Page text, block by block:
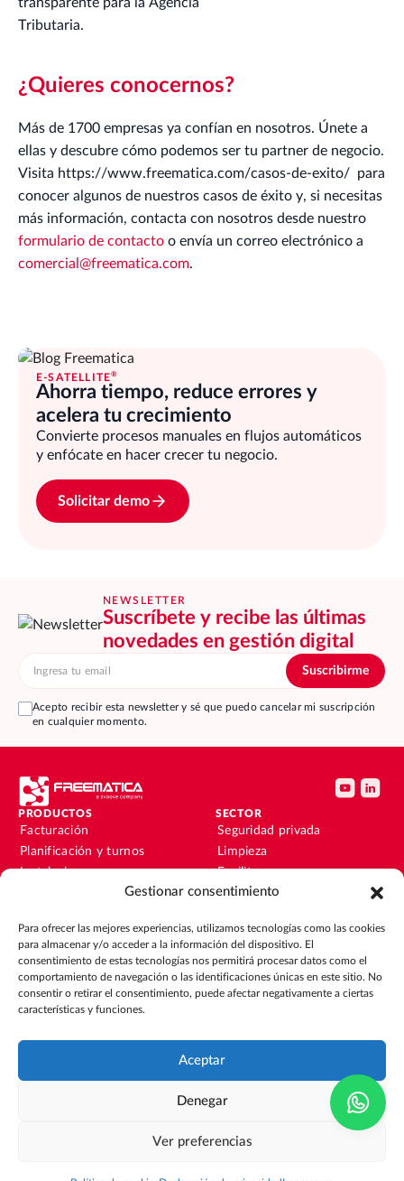
Gestionar consentimiento
Para ofrecer las mejores experiencias, utilizamos tecnologías como las cookies
para almacenar y/o acceder a la información del dispositivo. El
consentimiento de estas tecnologías nos permitirá procesar datos como el
comportamiento de navegación o las identificaciones únicas en este sitio. No
consentir o retirar el consentimiento, puede afectar negativamente a ciertas
características y funciones.
Aceptar
Denegar
Ver preferencias
Tributaria.
¿Quieres conocernos?
Más de 1700 empresas ya confían en nosotros. Únete a
ellas y descubre cómo podemos ser tu partner de negocio.
Visita https://www.freematica.com/casos-de-exito/ para
conocer algunos de nuestros casos de éxito y, si necesitas
más información, contacta con nosotros desde nuestro
formulario de contacto o envía un correo electrónico a
comercial@freematica.com.
E-SATELLITE®
Ahorra tiempo, reduce errores y
acelera tu crecimiento
Convierte procesos manuales en flujos automáticos
y enfócate en hacer crecer tu negocio.
Solicitar demo
NEWSLETTER
Suscríbete y recibe las últimas
novedades en gestión digital
Acepto recibir esta newsletter y sé que puedo cancelar mi suscripción
en cualquier momento.
PRODUCTOS
Facturación
Planificación y turnos
Instalaciones y
Contabilidad y finanzas
CRM
SECTOR
Seguridad privada
Limpieza
Facility
Instalaciones y
Outsourcing
Eventos
RECURSOS
Blog
EMPRESA
Política de privacidad y protección de datos